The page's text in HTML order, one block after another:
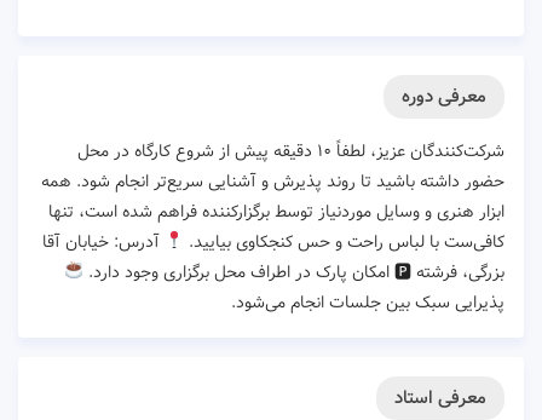
معرفی دوره
شرکت‌کنندگان عزیز، لطفاً ۱۰ دقیقه پیش از شروع کارگاه در محل
حضور داشته باشید تا روند پذیرش و آشنایی سریع‌تر انجام شود. همه
ابزار هنری و وسایل موردنیاز توسط برگزارکننده فراهم شده است، تنها
کافی‌ست با لباس راحت و حس کنجکاوی بیایید.
آدرس: خیابان آقا
بزرگی، فرشته 🅿 امکان پارک در اطراف محل برگزاری وجود دارد.
پذیرایی سبک بین جلسات انجام می‌شود.
معرفی استاد